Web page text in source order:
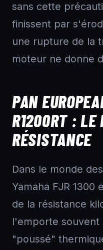
sans cette
finissent par
une rupture de la
moteur ne donne
PAN
R1200RT : LE
RÉSISTANCE
Dans le monde
Yamaha FJR 1300
de la résistance
l'emporte souvent
"poussé"